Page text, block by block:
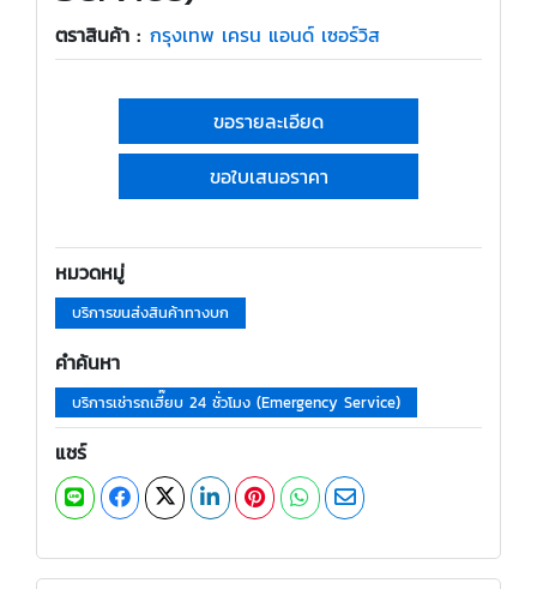
ตราสินค้า : กรุงเทพ เครน แอนด์ เซอร์วิส
ขอรายละเอียด
ขอใบเสนอราคา
หมวดหมู่
บริการขนส่งสินค้าทางบก
คำค้นหา
บริการเช่ารถเฮี๊ยบ 24 ชั่วโมง (Emergency Service)
แชร์